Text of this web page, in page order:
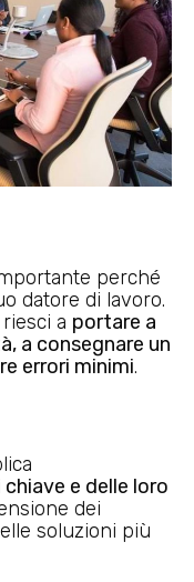
perché
datore di lavoro.
a portare a
a consegnare un
errori minimi.
e delle loro
dei
soluzioni più